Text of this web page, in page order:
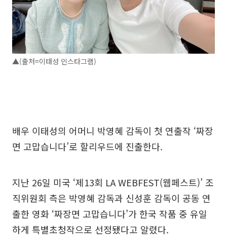
▲(출처=이태성 인스타그램)
배우 이태성의 어머니 박영혜 감독이 첫 연출작 ‘짜장
면 고맙습니다’로 할리우드에 진출한다.
지난 26일 미국 ‘제13회 LA WEBFEST(웹페스트)’ 조
직위원회 측은 박영혜 감독과 신성훈 감독이 공동 연
출한 영화 ‘짜장면 고맙습니다’가 한국 작품 중 유일
하게 특별초청작으로 선정됐다고 알렸다.